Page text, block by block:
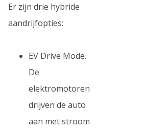
Er zijn drie hybride
aandrijfopties:
EV Drive Mode.
De
elektromotoren
drijven de auto
aan met stroom